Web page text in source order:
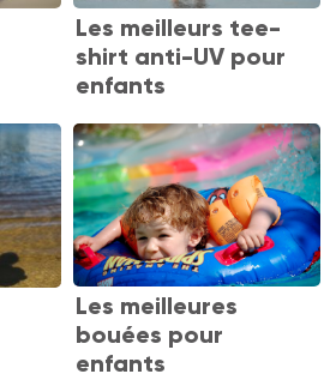
Les meilleurs tee-
shirt anti-UV pour
enfants
Les meilleures
bouées pour
enfants